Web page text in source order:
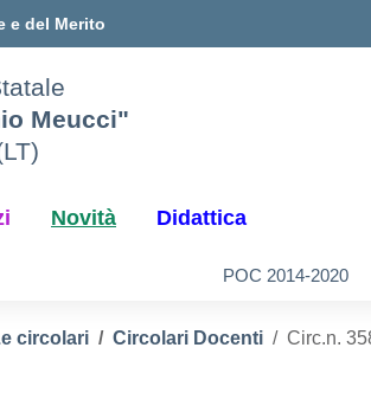
e del Merito
Meucci"
Novità Didattica
POC 2014-2020
circolari Circolari Docenti Circ.n.